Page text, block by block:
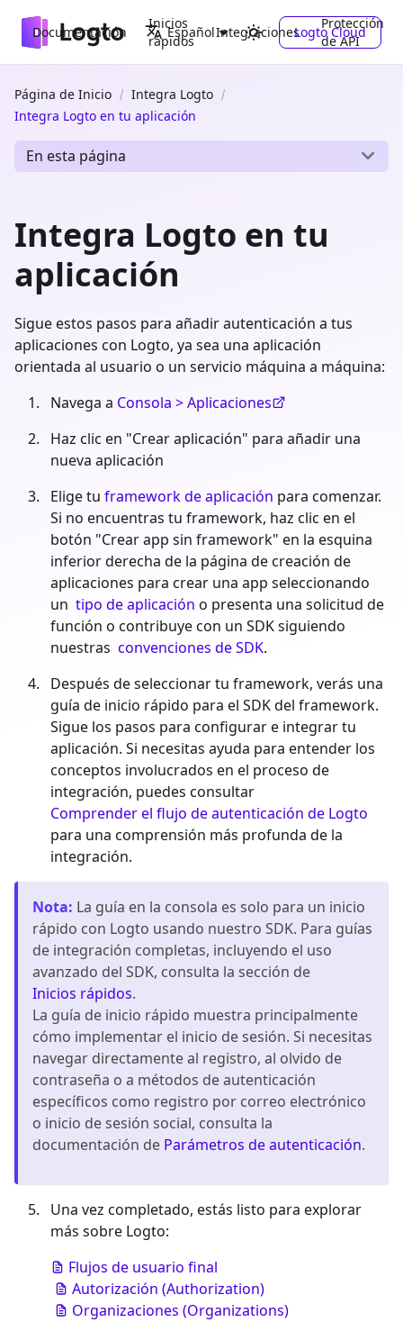
Documentación
Inicios
rápidos
Integraciones
Protección
de API
Español Logto Cloud
Página de Inicio
Integra Logto
Integra Logto en tu aplicación
En esta página
Integra Logto en tu
aplicación
Sigue estos pasos para añadir autenticación a tus
aplicaciones con Logto, ya sea una aplicación
orientada al usuario o un servicio máquina a máquina:
Navega a Consola > Aplicaciones
Haz clic en "Crear aplicación" para añadir una
nueva aplicación
Elige tu framework de aplicación para comenzar.
Si no encuentras tu framework, haz clic en el
botón "Crear app sin framework" en la esquina
inferior derecha de la página de creación de
aplicaciones para crear una app seleccionando
un tipo de aplicación o presenta una solicitud de
función o contribuye con un SDK siguiendo
nuestras convenciones de SDK.
Después de seleccionar tu framework, verás una
guía de inicio rápido para el SDK del framework.
Sigue los pasos para configurar e integrar tu
aplicación. Si necesitas ayuda para entender los
conceptos involucrados en el proceso de
integración, puedes consultar
Comprender el flujo de autenticación de Logto
para una comprensión más profunda de la
integración.
Nota: La guía en la consola es solo para un inicio
rápido con Logto usando nuestro SDK. Para guías
de integración completas, incluyendo el uso
avanzado del SDK, consulta la sección de
Inicios rápidos.
La guía de inicio rápido muestra principalmente
cómo implementar el inicio de sesión. Si necesitas
navegar directamente al registro, al olvido de
contraseña o a métodos de autenticación
específicos como registro por correo electrónico
o inicio de sesión social, consulta la
documentación de Parámetros de autenticación.
Una vez completado, estás listo para explorar
más sobre Logto:
Flujos de usuario final
Autorización (Authorization)
Organizaciones (Organizations)